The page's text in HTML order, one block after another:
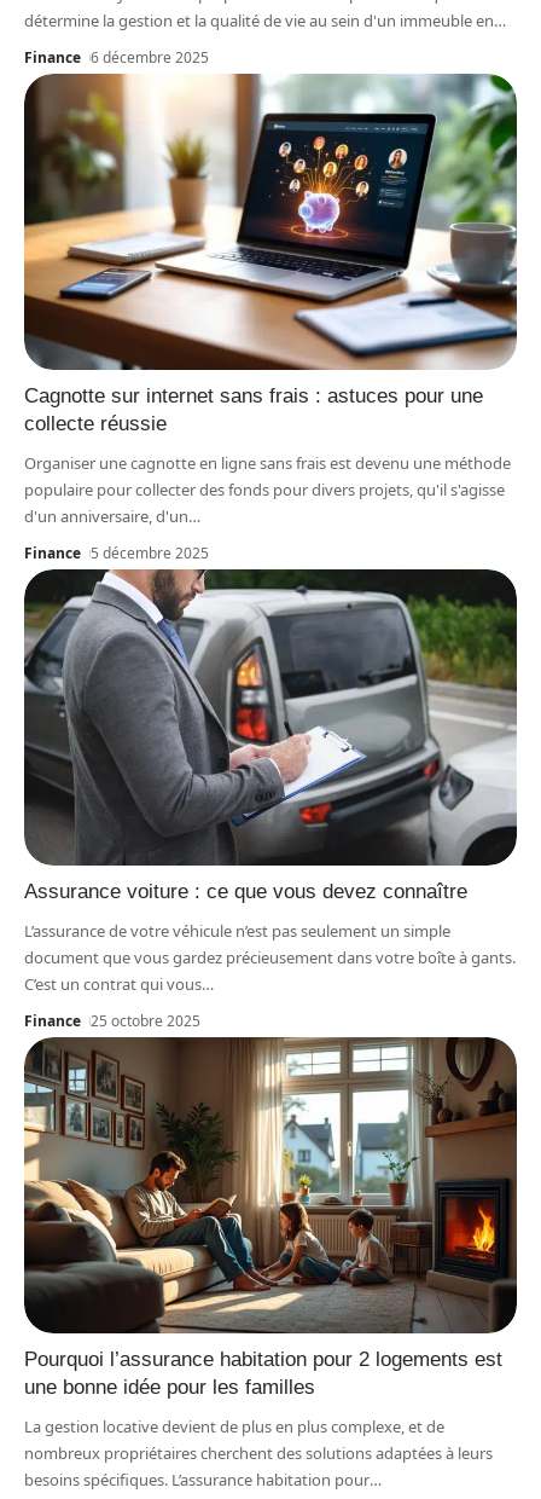
détermine la gestion et la qualité de vie au sein d'un immeuble en…
Finance 6 décembre 2025
Cagnotte sur internet sans frais : astuces pour une
collecte réussie
Organiser une cagnotte en ligne sans frais est devenu une méthode
populaire pour collecter des fonds pour divers projets, qu'il s'agisse
d'un anniversaire, d'un…
Finance 5 décembre 2025
Assurance voiture : ce que vous devez connaître
L’assurance de votre véhicule n’est pas seulement un simple
document que vous gardez précieusement dans votre boîte à gants.
C’est un contrat qui vous…
Finance 25 octobre 2025
Pourquoi l’assurance habitation pour 2 logements est
une bonne idée pour les familles
La gestion locative devient de plus en plus complexe, et de
nombreux propriétaires cherchent des solutions adaptées à leurs
besoins spécifiques. L’assurance habitation pour…